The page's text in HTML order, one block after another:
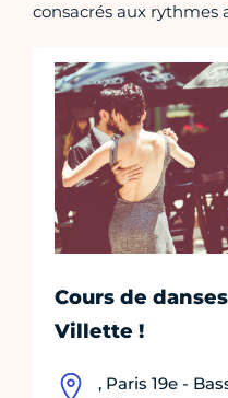
consacrés aux rythmes
Cours de
Villette !
, Paris 19e -